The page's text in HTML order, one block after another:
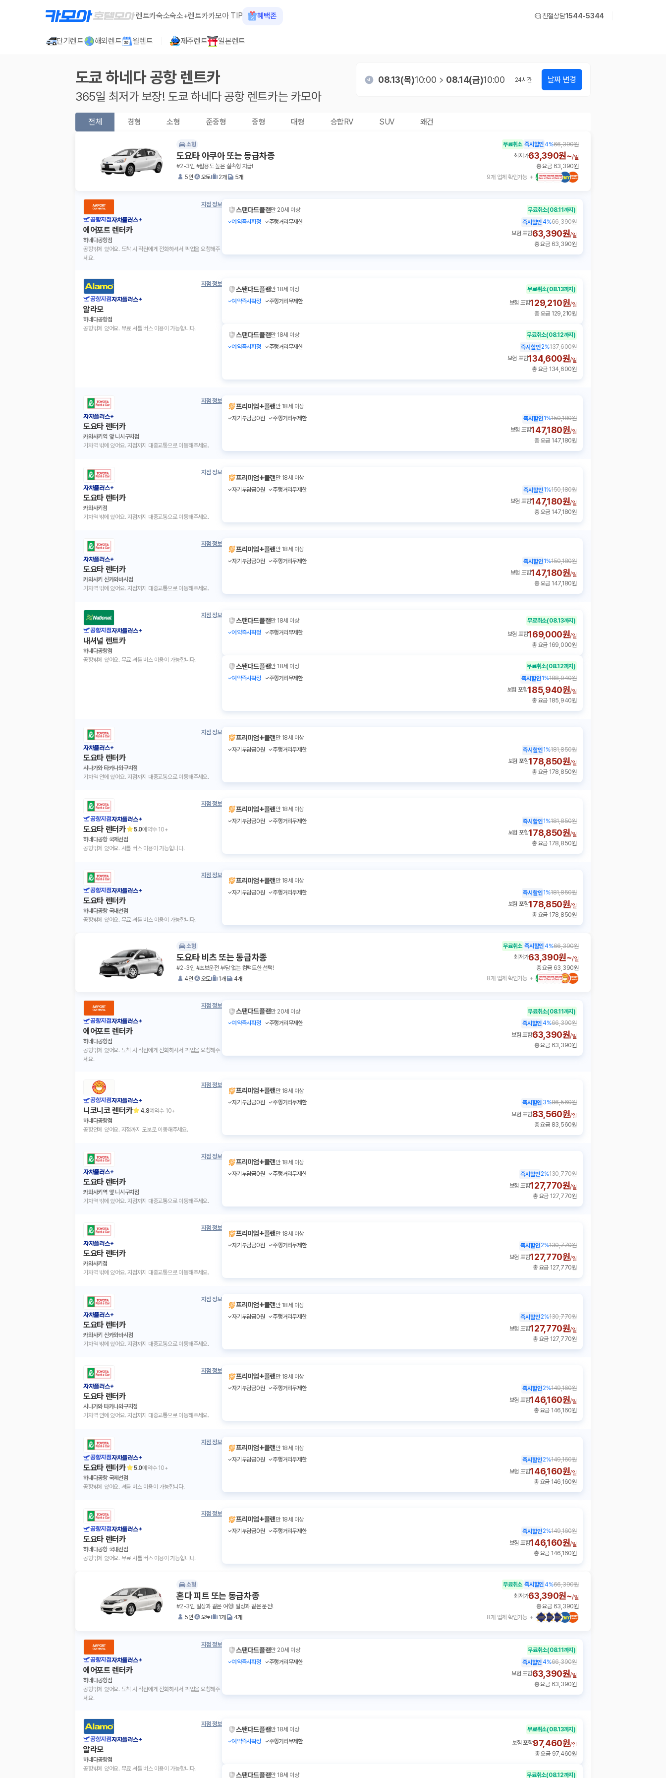
렌트카숙소숙소+렌트카카모아 TIP 혜택존 친절상담1544-5344
단기렌트 해외렌트 월렌트 제주렌트 일본렌트
도쿄 하네다 공항렌트카
365일 최저가 보장! 도쿄 하네다 공항 렌트카는 카모아
08.13(목)10:00 08.14(금)10:00 24시간 날짜 변경
전체 경형 소형 준중형 중형 대형 승합RV SUV 왜건
소형
도요타 아쿠아 또는 동급차종
#2-3인 #활용도 높은 실속형 차급!
5인
오토 2개 5개 9개 업체 확인가능
무료취소 즉시할인 4%66,390원
최저가63,390원~/일
총 요금 63,390원
지점 정보
공항지점자차플러스+
에어포트 렌터카
하네다공항점
공항밖에 있어요. 도착 시 직원에게 전화하셔서 픽업을 요청해주
세요.
스탠다드플랜만 20세 이상 무료취소(08.11까지)
예약즉시확정
주행거리무제한 즉시할인 4%66,390원
보험 포함63,390원/일
총 요금 63,390원
지점 정보
공항지점자차플러스+
알라모
하네다공항점
공항밖에 있어요. 무료 셔틀 버스 이용이 가능합니다.
스탠다드플랜만 18세 이상 무료취소(08.13까지)
예약즉시확정
주행거리무제한 보험 포함129,210원/일
총 요금 129,210원
스탠다드플랜만 18세 이상 무료취소(08.12까지)
예약즉시확정
주행거리무제한 즉시할인2%137,600원
보험 포함134,600원/일
총 요금 134,600원
지점 정보
자차플러스+
도요타 렌터카
카와사키역 앞 니시구치점
기차역 밖에 있어요. 지점까지 대중교통으로 이동해주세요.
프리미엄+플랜만 18세 이상
자기부담금0원
주행거리무제한 즉시할인1%150,180원
보험 포함147,180원/일
총 요금 147,180원
지점 정보
자차플러스+
도요타 렌터카
카와사키점
기차역 밖에 있어요. 지점까지 대중교통으로 이동해주세요.
프리미엄+플랜만 18세 이상
자기부담금0원
주행거리무제한 즉시할인1%150,180원
보험 포함147,180원/일
총 요금 147,180원
지점 정보
자차플러스+
도요타 렌터카
카와사키 신카와바시점
기차역 밖에 있어요. 지점까지 대중교통으로 이동해주세요.
프리미엄+플랜만 18세 이상
자기부담금0원
주행거리무제한 즉시할인1%150,180원
보험 포함147,180원/일
총 요금 147,180원
지점 정보
공항지점자차플러스+
내셔널 렌트카
하네다공항점
공항밖에 있어요. 무료 셔틀 버스 이용이 가능합니다.
스탠다드플랜만 18세 이상 무료취소(08.13까지)
예약즉시확정
주행거리무제한 보험 포함169,000원/일
총 요금 169,000원
스탠다드플랜만 18세 이상 무료취소(08.12까지)
예약즉시확정
주행거리무제한 즉시할인1%188,940원
보험 포함185,940원/일
총 요금 185,940원
지점 정보
자차플러스+
도요타 렌터카
시나가와 타카나와구치점
기차역 안에 있어요. 지점까지 대중교통으로 이동해주세요.
프리미엄+플랜만 18세 이상
자기부담금0원
주행거리무제한 즉시할인1%181,850원
보험 포함178,850원/일
총 요금 178,850원
지점 정보
공항지점자차플러스+
도요타 렌터카 5.0예약수 10+
하네다공항 국제선점
공항밖에 있어요. 셔틀 버스 이용이 가능합니다.
프리미엄+플랜만 18세 이상
자기부담금0원
주행거리무제한 즉시할인1%181,850원
보험 포함178,850원/일
총 요금 178,850원
지점 정보
공항지점자차플러스+
도요타 렌터카
하네다공항 국내선점
공항밖에 있어요. 무료 셔틀 버스 이용이 가능합니다.
프리미엄+플랜만 18세 이상
자기부담금0원
주행거리무제한 즉시할인1%181,850원
보험 포함178,850원/일
총 요금 178,850원
소형
도요타 비츠 또는 동급차종
#2-3인 #초보운전 부담 없는 컴팩트한 선택!
4인
오토 1개 4개 8개 업체 확인가능
무료취소 즉시할인 4%66,390원
최저가63,390원~/일
총 요금 63,390원
지점 정보
공항지점자차플러스+
에어포트 렌터카
하네다공항점
공항밖에 있어요. 도착 시 직원에게 전화하셔서 픽업을 요청해주
세요.
스탠다드플랜만 20세 이상 무료취소(08.11까지)
예약즉시확정
주행거리무제한 즉시할인 4%66,390원
보험 포함63,390원/일
총 요금 63,390원
지점 정보
공항지점자차플러스+
니코니코 렌터카 4.8예약수 10+
하네다공항점
공항안에 있어요. 지점까지 도보로 이동해주세요.
프리미엄+플랜만 18세 이상
자기부담금0원
주행거리무제한 즉시할인 3%86,560원
보험 포함83,560원/일
총 요금 83,560원
지점 정보
자차플러스+
도요타 렌터카
카와사키역 앞 니시구치점
기차역 밖에 있어요. 지점까지 대중교통으로 이동해주세요.
프리미엄+플랜만 18세 이상
자기부담금0원
주행거리무제한 즉시할인2%130,770원
보험 포함127,770원/일
총 요금 127,770원
지점 정보
자차플러스+
도요타 렌터카
카와사키점
기차역 밖에 있어요. 지점까지 대중교통으로 이동해주세요.
프리미엄+플랜만 18세 이상
자기부담금0원
주행거리무제한 즉시할인2%130,770원
보험 포함127,770원/일
총 요금 127,770원
지점 정보
자차플러스+
도요타 렌터카
카와사키 신카와바시점
기차역 밖에 있어요. 지점까지 대중교통으로 이동해주세요.
프리미엄+플랜만 18세 이상
자기부담금0원
주행거리무제한 즉시할인2%130,770원
보험 포함127,770원/일
총 요금 127,770원
지점 정보
자차플러스+
도요타 렌터카
시나가와 타카나와구치점
기차역 안에 있어요. 지점까지 대중교통으로 이동해주세요.
프리미엄+플랜만 18세 이상
자기부담금0원
주행거리무제한 즉시할인2%149,160원
보험 포함146,160원/일
총 요금 146,160원
지점 정보
공항지점자차플러스+
도요타 렌터카 5.0예약수 10+
하네다공항 국제선점
공항밖에 있어요. 셔틀 버스 이용이 가능합니다.
프리미엄+플랜만 18세 이상
자기부담금0원
주행거리무제한 즉시할인2%149,160원
보험 포함146,160원/일
총 요금 146,160원
지점 정보
공항지점자차플러스+
도요타 렌터카
하네다공항 국내선점
공항밖에 있어요. 무료 셔틀 버스 이용이 가능합니다.
프리미엄+플랜만 18세 이상
자기부담금0원
주행거리무제한 즉시할인2%149,160원
보험 포함146,160원/일
총 요금 146,160원
소형
혼다 피트 또는 동급차종
#2-3인 일상과 같은 여행! 일상과 같은 운전!
5인
오토 1개 4개 8개 업체 확인가능
무료취소 즉시할인 4%66,390원
최저가63,390원~/일
총 요금 63,390원
지점 정보
공항지점자차플러스+
에어포트 렌터카
하네다공항점
공항밖에 있어요. 도착 시 직원에게 전화하셔서 픽업을 요청해주
세요.
스탠다드플랜만 20세 이상 무료취소(08.11까지)
예약즉시확정
주행거리무제한 즉시할인 4%66,390원
보험 포함63,390원/일
총 요금 63,390원
지점 정보
공항지점자차플러스+
알라모
하네다공항점
공항밖에 있어요. 무료 셔틀 버스 이용이 가능합니다.
스탠다드플랜만 18세 이상 무료취소(08.13까지)
예약즉시확정
주행거리무제한 보험 포함97,460원/일
총 요금 97,460원
스탠다드플랜만 18세 이상 무료취소(08.12까지)